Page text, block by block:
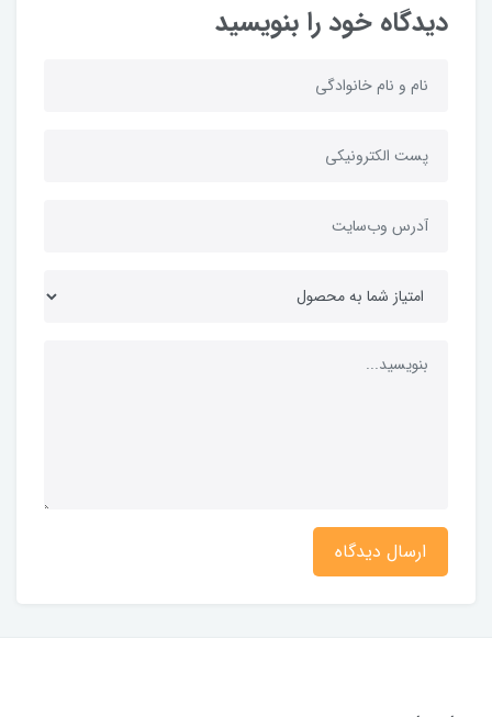
دیدگاه خود را بنویسید
ارسال دیدگاه